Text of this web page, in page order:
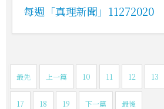
每週「真理新聞」11272020
最先 上一篇 10 11 12 13
17 18 19 下一篇 最後